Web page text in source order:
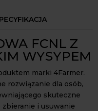
od produktu.
FCNL Z
WYSYPEM
marki 4Farmer.
rozwiązanie dla osób,
skuteczne
i usuwanie